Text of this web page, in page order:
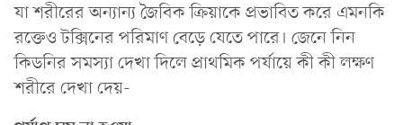
যা শরীরের অন্যান্য জৈবিক ক্রিয়াকে প্রভাবিত করে এমনকি
রক্তেও টক্সিনের পরিমাণ বেড়ে যেতে পারে। জেনে নিন
কিডনির সমস্যা দেখা দিলে প্রাথমিক পর্যায়ে কী কী লক্ষণ
শরীরে দেখা দেয়-